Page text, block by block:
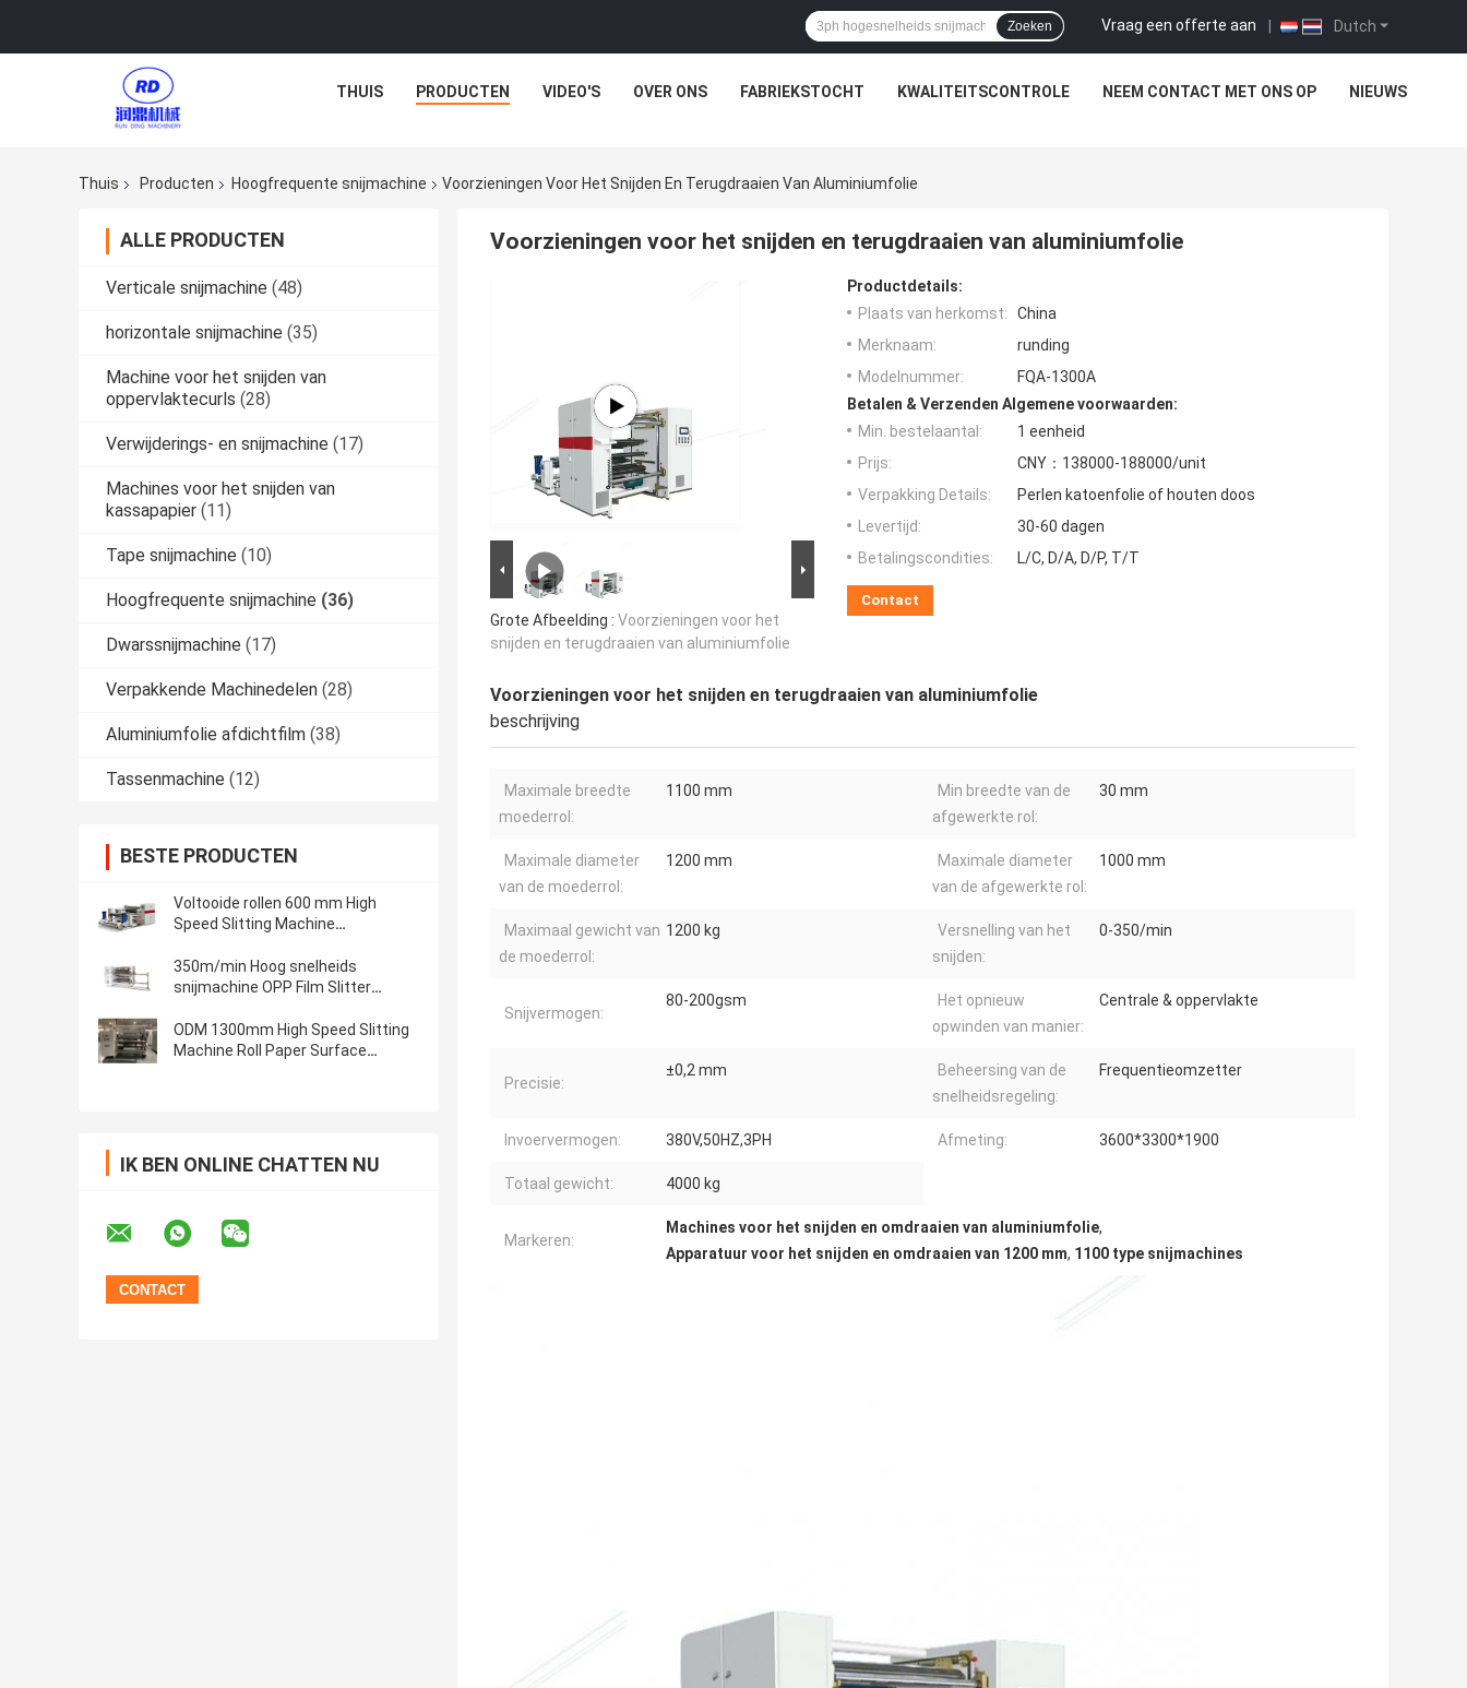
Dutch
Vraag een offerte aan |
Zoeken
THUIS PRODUCTEN VIDEO'S OVER ONS FABRIEKSTOCHT KWALITEITSCONTROLE NEEM CONTACT MET ONS OP NIEUWS
Thuis Producten Hoogfrequente snijmachine Voorzieningen Voor Het Snijden En Terugdraaien Van Aluminiumfolie
ALLE PRODUCTEN
Verticale snijmachine (48)
horizontale snijmachine (35)
Machine voor het snijden van
oppervlaktecurls (28)
Verwijderings- en snijmachine (17)
Machines voor het snijden van
kassapapier (11)
Tape snijmachine (10)
Hoogfrequente snijmachine (36)
Dwarssnijmachine (17)
Verpakkende Machinedelen (28)
Aluminiumfolie afdichtfilm (38)
Tassenmachine (12)
BESTE PRODUCTEN
Voltooide rollen 600 mm High
Speed Slitting Machine
wikkeling machine
350m/min Hoog snelheids
snijmachine OPP Film Slitter
ODM 1300mm High Speed Slitting
Machine Roll Paper Surface
IK BEN ONLINE CHATTEN NU
Voorzieningen voor het snijden en terugdraaien van aluminiumfolie
Grote Afbeelding : Voorzieningen voor het
snijden en terugdraaien van aluminiumfolie
Productdetails:
Plaats van herkomst:
China
Merknaam:
runding
Modelnummer:
FQA-1300A
Betalen & Verzenden Algemene voorwaarden:
Min. bestelaantal:
1 eenheid
Prijs:
CNY：138000-188000/unit
Verpakking Details:
Perlen katoenfolie of houten doos
Levertijd:
30-60 dagen
Betalingscondities:
L/C, D/A, D/P, T/T
Contact
Voorzieningen voor het snijden en terugdraaien van aluminiumfolie
beschrijving
Maximale breedte
moederrol:
1100 mm
Min breedte van de
afgewerkte rol:
30 mm
Maximale diameter
van de moederrol:
1200 mm
Maximale diameter
van de afgewerkte rol:
1000 mm
Maximaal gewicht van
de moederrol:
1200 kg
Versnelling van het
snijden:
0-350/min
Snijvermogen:
80-200gsm
Het opnieuw
opwinden van manier:
Centrale & oppervlakte
Precisie:
±0,2 mm
Beheersing van de
snelheidsregeling:
Frequentieomzetter
Invoervermogen: 380V,50HZ,3PH Afmeting: 3600*3300*1900
Totaal gewicht: 4000 kg
Markeren:
Machines voor het snijden en omdraaien van aluminiumfolie,
Apparatuur voor het snijden en omdraaien van 1200 mm, 1100 type snijmachines